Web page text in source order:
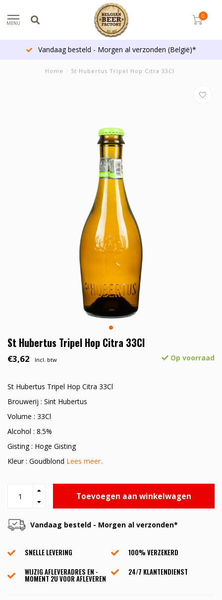
MENU
0
Vandaag besteld - Morgen al verzonden (België)*
Home / St Hubertus Tripel Hop Citra 33Cl
St Hubertus Tripel Hop Citra 33Cl
€3,62 Incl. btw Op voorraad
St Hubertus Tripel Hop Citra 33Cl
Brouwerij : Sint Hubertus
Volume : 33Cl
Alcohol : 8.5%
Gisting : Hoge Gisting
Kleur : Goudblond Lees meer..
Toevoegen aan winkelwagen
Vandaag besteld - Morgen al verzonden*
SNELLE LEVERING
100% VERZEKERD
WIJZIG AFLEVERADRES EN -
MOMENT 2U VOOR AFLEVEREN
24/7 KLANTENDIENST